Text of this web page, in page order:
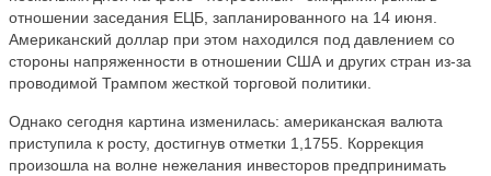
отношении заседания ЕЦБ, запланированного на 14 июня.
Американский доллар при этом находился под давлением со
стороны напряженности в отношении США и других стран из-за
проводимой Трампом жесткой торговой политики.
Однако сегодня картина изменилась: американская валюта
приступила к росту, достигнув отметки 1,1755. Коррекция
произошла на волне нежелания инвесторов предпринимать